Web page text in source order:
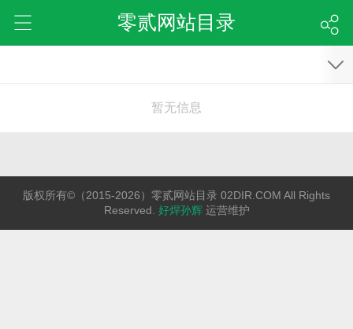
零贰网站目录
暂无信息
版权所有©（2015-2026）零贰网站目录 02DIR.COM All Rights
Reserved. 好焊孙辉 运营维护